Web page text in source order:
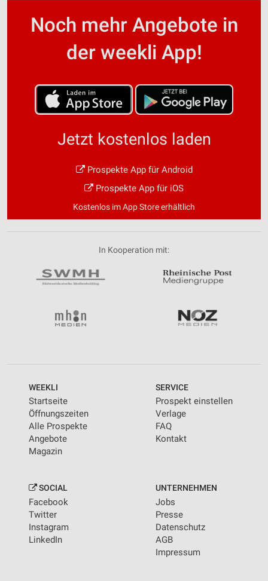
Noch mehr Angebote in
der weekli App!
Jetzt kostenlos laden
Prospekte App für Android
Prospekte App für iOS
Kostenlos im App Store erhältlich
In Kooperation mit:
WEEKLI
Startseite
Öffnungszeiten
Alle Prospekte
Angebote
Magazin
SERVICE
Prospekt einstellen
Verlage
FAQ
Kontakt
SOCIAL
Facebook
Twitter
Instagram
LinkedIn
UNTERNEHMEN
Jobs
Presse
Datenschutz
AGB
Impressum